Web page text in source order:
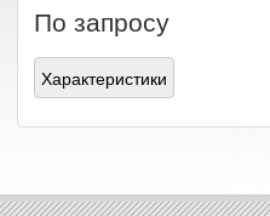
По запросу
Характеристики